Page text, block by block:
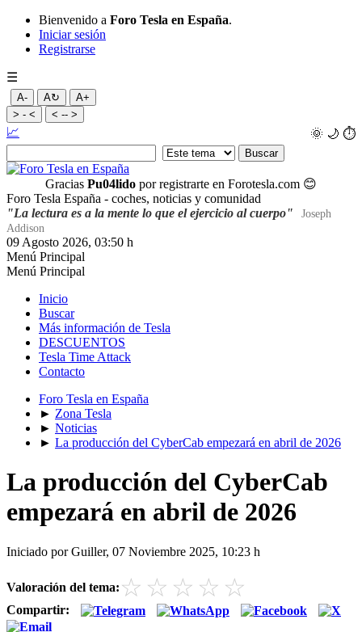
Bienvenido a Foro Tesla en España.
Iniciar sesión
Registrarse
☰
A- A↻
A+
> - <
< -- >
🌞 🌙 ⏱️
📈
Gracias Pu04lido por registrarte en Forotesla.com 😊
Foro Tesla España - coches, noticias y comunidad
"La lectura es a la mente lo que el ejercicio al cuerpo"
Joseph
Addison
09 Agosto 2026, 03:50 h
Menú Principal
Menú Principal
Inicio
Buscar
Más información de Tesla
DESCUENTOS
Tesla Time Attack
Contacto
Foro Tesla en España
► Zona Tesla
► Noticias
► La producción del CyberCab empezará en abril de 2026
La producción del CyberCab
empezará en abril de 2026
Iniciado por Guiller, 07 Noviembre 2025, 10:23 h
Valoración del tema: ☆ ☆ ☆ ☆ ☆
Compartir: